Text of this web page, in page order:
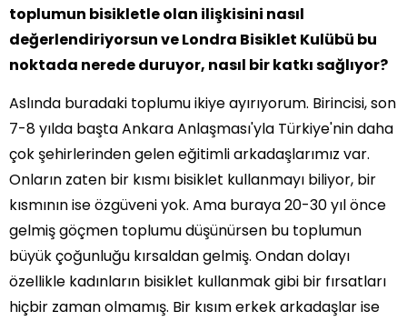
toplumun bisikletle olan ilişkisini nasıl
değerlendiriyorsun ve Londra Bisiklet Kulübü bu
noktada nerede duruyor, nasıl bir katkı sağlıyor?
Aslında buradaki toplumu ikiye ayırıyorum. Birincisi, son
7-8 yılda başta Ankara Anlaşması'yla Türkiye'nin daha
çok şehirlerinden gelen eğitimli arkadaşlarımız var.
Onların zaten bir kısmı bisiklet kullanmayı biliyor, bir
kısmının ise özgüveni yok. Ama buraya 20-30 yıl önce
gelmiş göçmen toplumu düşünürsen bu toplumun
büyük çoğunluğu kırsaldan gelmiş. Ondan dolayı
özellikle kadınların bisiklet kullanmak gibi bir fırsatları
hiçbir zaman olmamış. Bir kısım erkek arkadaşlar ise